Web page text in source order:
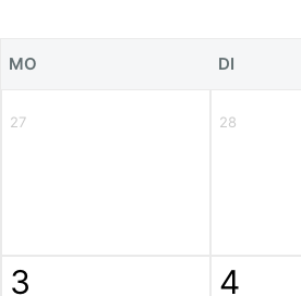
MO DI
27 28
3 4